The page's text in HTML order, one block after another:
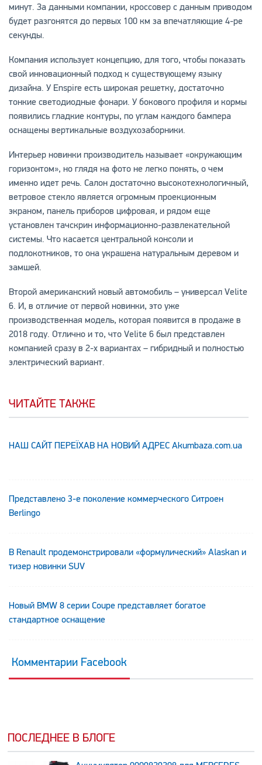
минут. За данными компании, кроссовер с данным приводом
будет разгонятся до первых 100 км за впечатляющие 4-ре
секунды.
Компания использует концепцию, для того, чтобы показать
свой инновационный подход к существующему языку
дизайна. У Enspire есть широкая решетку, достаточно
тонкие светодиодные фонари. У бокового профиля и кормы
появились гладкие контуры, по углам каждого бампера
оснащены вертикальные воздухозаборники.
Интерьер новинки производитель называет «окружающим
горизонтом», но глядя на фото не легко понять, о чем
именно идет речь. Салон достаточно высокотехнологичный,
ветровое стекло является огромным проекционным
экраном, панель приборов цифровая, и рядом еще
установлен тачскрин информационно-развлекательной
системы. Что касается центральной консоли и
подлокотников, то она украшена натуральным деревом и
замшей.
Второй американский новый автомобиль – универсал Velite
6. И, в отличие от первой новинки, это уже
производственная модель, которая появится в продаже в
2018 году. Отлично и то, что Velite 6 был представлен
компанией сразу в 2-х вариантах – гибридный и полностью
электрический вариант.
ЧИТАЙТЕ ТАКЖЕ
НАШ САЙТ ПЕРЕЇХАВ НА НОВИЙ АДРЕС Аkumbaza.com.ua
Представлено 3-е поколение коммерческого Ситроен
Berlingo
В Renault продемонстрировали «формулический» Alaskan и
тизер новинки SUV
Новый BMW 8 серии Coupe представляет богатое
стандартное оснащение
Комментарии Facebook
ПОСЛЕДНЕЕ В БЛОГЕ